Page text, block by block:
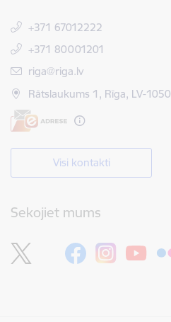
+371 67012222
+371 80001201
E-pasts:
riga@riga.lv
Rātslaukums 1, Rīga, LV-1050
Visi kontakti
Sekojiet mums